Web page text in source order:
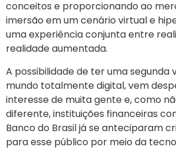
conceitos e proporcionando ao
imersão em um cenário virtual e
uma experiência conjunta entre
realidade aumentada.
A possibilidade de ter uma segunda
mundo totalmente digital, vem
interesse de muita gente e, como
diferente, instituições financeiras
Banco do Brasil já se anteciparam
para esse público por meio da